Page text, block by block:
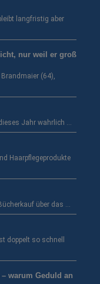
langfristig aber
nur weil er groß
(64),
Jahr wahrlich …
Haarpflegeprodukte
über das …
doppelt so schnell
warum Geduld an